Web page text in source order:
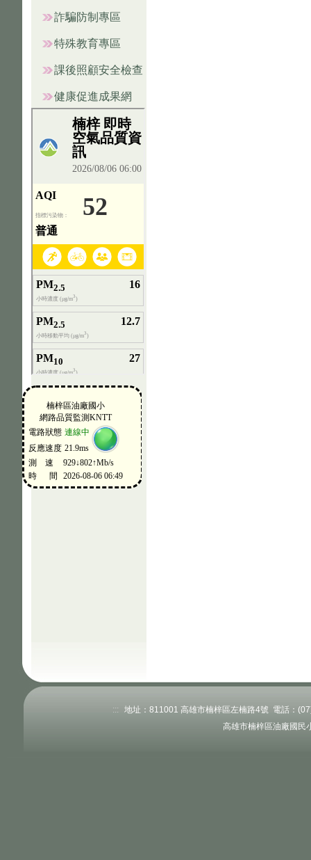
詐騙防制專區
特殊教育專區
課後照顧安全檢查
健康促進成果網
:::
地址：811001 高雄市楠梓區左楠路4號 電話：
高雄市楠梓區油廠國民